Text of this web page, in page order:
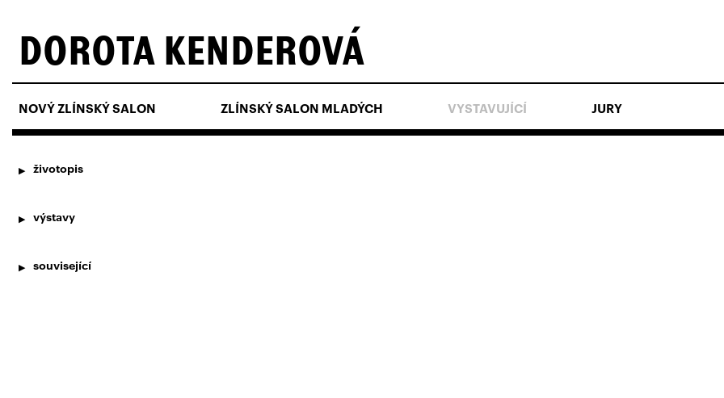
DOROTA KENDEROVÁ
NOVÝ ZLÍNSKÝ SALON ZLÍNSKÝ SALON MLADÝCH VYSTAVUJÍCÍ JURY
životopis
výstavy
související